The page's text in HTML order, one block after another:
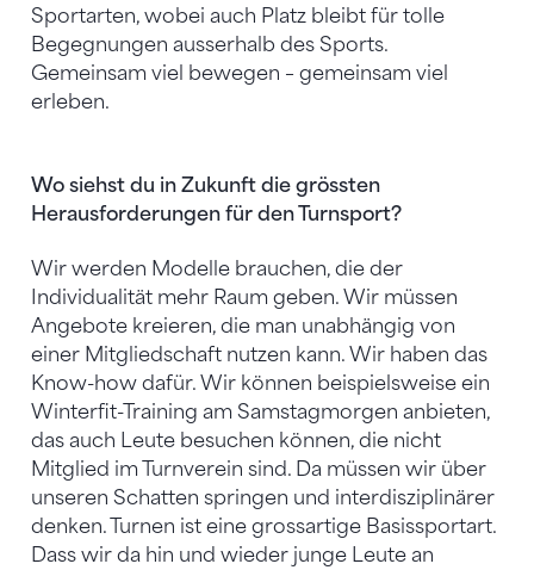
Sportarten, wobei auch Platz bleibt für tolle
Begegnungen ausserhalb des Sports.
Gemeinsam viel bewegen – gemeinsam viel
erleben.
Wo siehst du in Zukunft die grössten
Herausforderungen für den Turnsport?
Wir werden Modelle brauchen, die der
Individualität mehr Raum geben. Wir müssen
Angebote kreieren, die man unabhängig von
einer Mitgliedschaft nutzen kann. Wir haben das
Know-how dafür. Wir können beispielsweise ein
Winterfit-Training am Samstagmorgen anbieten,
das auch Leute besuchen können, die nicht
Mitglied im Turnverein sind. Da müssen wir über
unseren Schatten springen und interdisziplinärer
denken. Turnen ist eine grossartige Basissportart.
Dass wir da hin und wieder junge Leute an